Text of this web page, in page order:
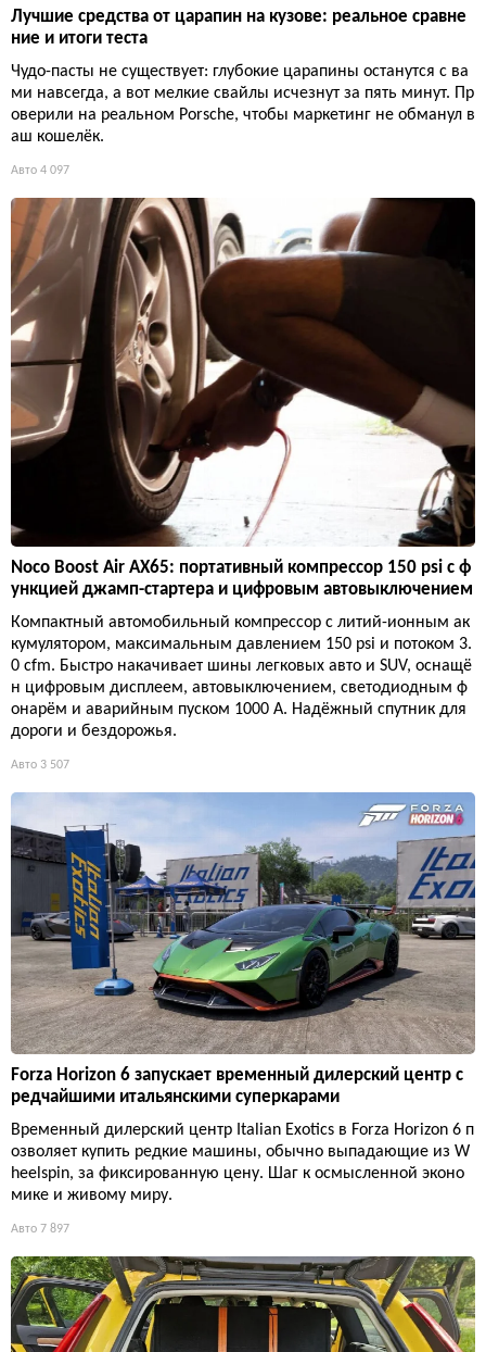
Лучшие средства от царапин на кузове: реальное сравне
ние и итоги теста
Чудо-пасты не существует: глубокие царапины останутся с ва
ми навсегда, а вот мелкие свайлы исчезнут за пять минут. Пр
оверили на реальном Porsche, чтобы маркетинг не обманул в
аш кошелёк.
Авто 4 097
Noco Boost Air AX65: портативный компрессор 150 psi с ф
ункцией джамп-стартера и цифровым автовыключением
Компактный автомобильный компрессор с литий-ионным ак
кумулятором, максимальным давлением 150 psi и потоком 3.
0 cfm. Быстро накачивает шины легковых авто и SUV, оснащё
н цифровым дисплеем, автовыключением, светодиодным ф
онарём и аварийным пуском 1000 А. Надёжный спутник для
дороги и бездорожья.
Авто 3 507
Forza Horizon 6 запускает временный дилерский центр с
редчайшими итальянскими суперкарами
Временный дилерский центр Italian Exotics в Forza Horizon 6 п
озволяет купить редкие машины, обычно выпадающие из W
heelspin, за фиксированную цену. Шаг к осмысленной эконо
мике и живому миру.
Авто 7 897